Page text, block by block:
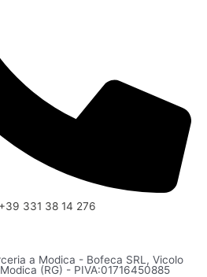
+39 331 38 14 276
a Modica - Bofeca SRL, Vicolo
(RG) - PIVA:01716450885